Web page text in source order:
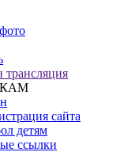
сайта
детям
ссылки